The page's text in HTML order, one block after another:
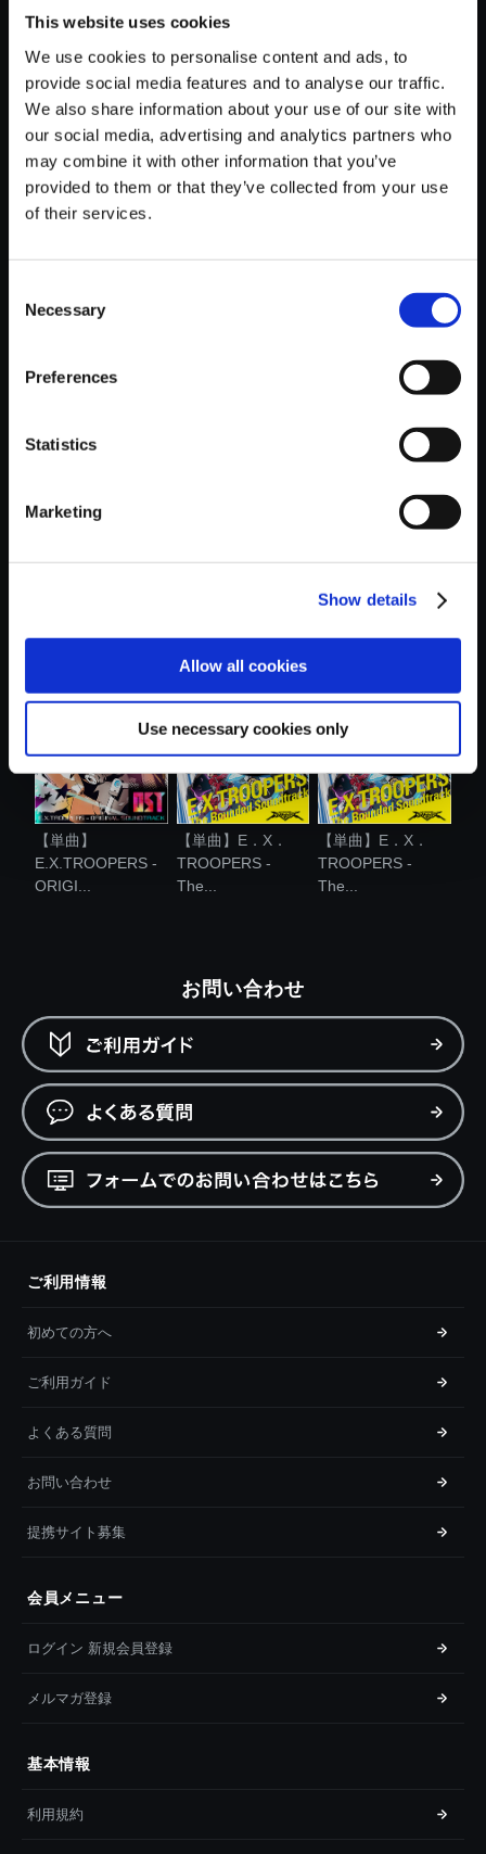
This website uses cookies
We use cookies to personalise content and ads, to
provide social media features and to analyse our traffic.
We also share information about your use of our site with
our social media, advertising and analytics partners who
may combine it with other information that you’ve
provided to them or that they’ve collected from your use
of their services.
Selection
Necessary
Preferences
Statistics
Marketing
Show details
Allow all cookies
Use necessary cookies only
【単曲】E．X．TROOPERS - T
he Bounded Soundtrack Disci
pline Rev．D
【単曲】
【単曲】
E.X.TROOPERS -
ORIGI...
【単曲】E．X．
TROOPERS -
The...
【単曲】E．X．
TROOPERS -
The...
お問い合わせ
ご利用情報
初めての方へ
ご利用ガイド
よくある質問
お問い合わせ
提携サイト募集
会員メニュー
ログイン 新規会員登録
メルマガ登録
基本情報
利用規約